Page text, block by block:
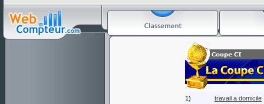
1)
travail a domicile